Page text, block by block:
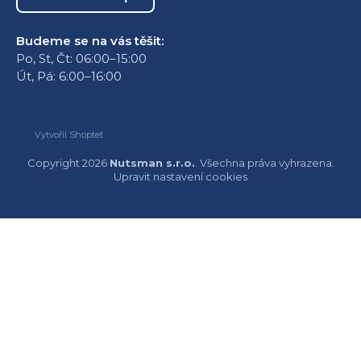
Budeme se na vás těšit:
Po, St, Čt: 06:00–15:00
Út, Pá: 6:00–16:00
Vytvořil Shoptet
Copyright 2026 Nutsman s.r.o. . Všechna práva vyhrazena.
Upravit nastavení cookies